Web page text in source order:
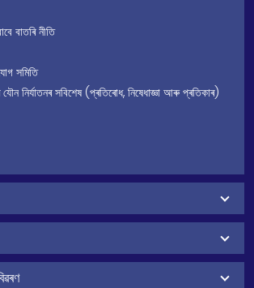
বাতৰি নীতি
সমিতি
যৌন নিৰ্যাতনৰ সবিশেষ (প্ৰতিৰোধ, নিষেধাজ্ঞা আৰু প্ৰতিকাৰ)